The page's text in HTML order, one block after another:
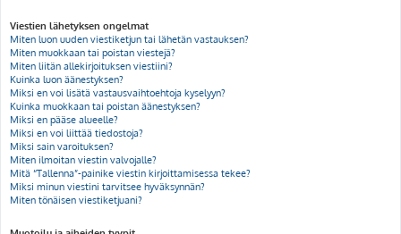
Viestien lähetyksen ongelmat
Miten luon uuden viestiketjun tai lähetän vastauksen?
Miten muokkaan tai poistan viestejä?
Miten liitän allekirjoituksen viestiini?
Kuinka luon äänestyksen?
Miksi en voi lisätä vastausvaihtoehtoja kyselyyn?
Kuinka muokkaan tai poistan äänestyksen?
Miksi en pääse alueelle?
Miksi en voi liittää tiedostoja?
Miksi sain varoituksen?
Miten ilmoitan viestin valvojalle?
Mitä “Tallenna”-painike viestin kirjoittamisessa tekee?
Miksi minun viestini tarvitsee hyväksynnän?
Miten tönäisen viestiketjuani?